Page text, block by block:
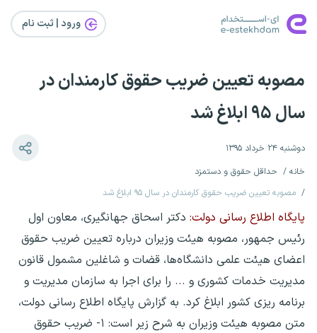
ورود | ثبت‌ نام
مصوبه تعیین ضریب حقوق کارمندان در
سال ۹۵ ابلاغ شد
دوشنبه ۲۴ خرداد ۱۳۹۵
خانه
حداقل حقوق و دستمزد
مصوبه تعیین ضریب حقوق کارمندان در سال ۹۵ ابلاغ شد
پایگاه اطلاع رسانی دولت: دکتر اسحاق جهانگیری، معاون اول
رئیس جمهور، مصوبه هیئت وزیران درباره تعیین ضریب حقوق
اعضای هیئت علمی دانشگاه‌ها، قضات و شاغلین مشمول قانون
مدیریت خدمات کشوری و ... را برای اجرا به سازمان مدیریت و
برنامه ریزی کشور ابلاغ کرد. به گزارش پایگاه اطلاع رسانی دولت،
متن مصوبه هیئت وزیران به شرح زیر است: ۱- ضریب حقوق